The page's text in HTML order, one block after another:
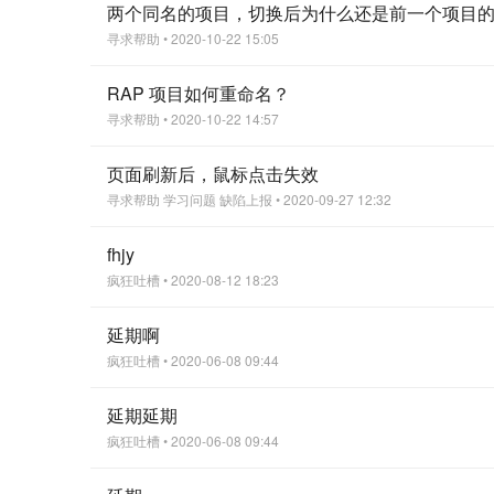
两个同名的项目，切换后为什么还是前一个项目
寻求帮助 • 2020-10-22 15:05
RAP 项目如何重命名？
寻求帮助 • 2020-10-22 14:57
页面刷新后，鼠标点击失效
寻求帮助 学习问题 缺陷上报 • 2020-09-27 12:32
fhjy
疯狂吐槽• 2020-08-12 18:23
延期啊
疯狂吐槽• 2020-06-08 09:44
延期延期
疯狂吐槽• 2020-06-08 09:44